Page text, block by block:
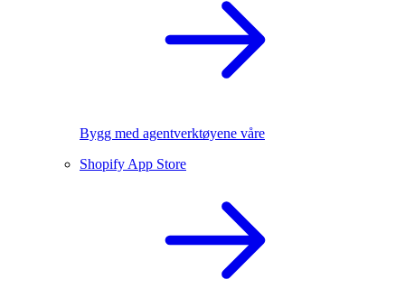
Bygg med agentverktøyene våre
Shopify App Store